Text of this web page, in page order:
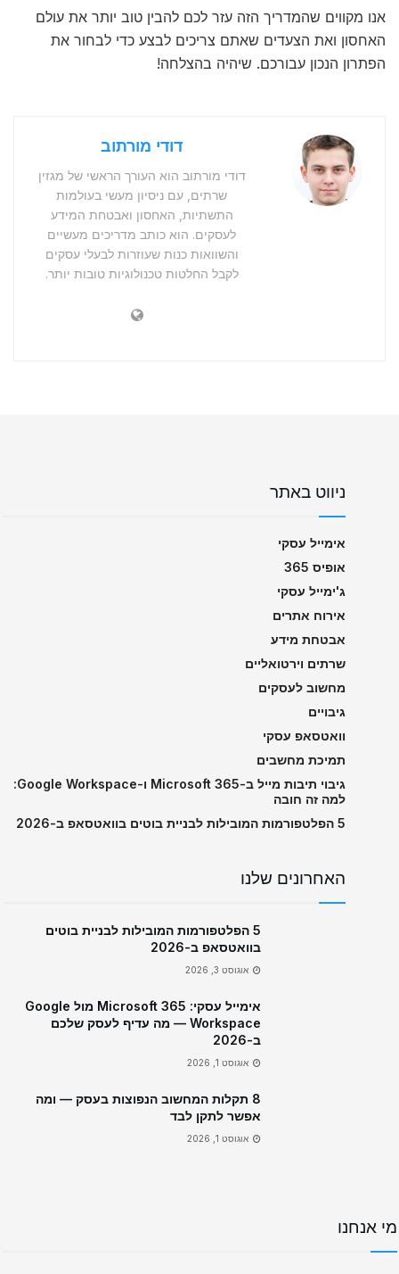
אנו מקווים שהמדריך הזה עזר לכם להבין טוב יותר את עולם
האחסון ואת הצעדים שאתם צריכים לבצע כדי לבחור את
הפתרון הנכון עבורכם. שיהיה בהצלחה!
דודי מורתוב
דודי מורתוב הוא העורך הראשי של מגזין
שרתים, עם ניסיון מעשי בעולמות
התשתיות, האחסון ואבטחת המידע
לעסקים. הוא כותב מדריכים מעשיים
והשוואות כנות שעוזרות לבעלי עסקים
לקבל החלטות טכנולוגיות טובות יותר.
ניווט באתר
אימייל עסקי
אופיס 365
ג'ימייל עסקי
אירוח אתרים
אבטחת מידע
שרתים וירטואליים
מחשוב לעסקים
גיבויים
וואטסאפ עסקי
תמיכת מחשבים
גיבוי תיבות מייל ב-Microsoft 365 ו-Google Workspace:
למה זה חובה
5 הפלטפורמות המובילות לבניית בוטים בוואטסאפ ב-2026
האחרונים שלנו
5 הפלטפורמות המובילות לבניית בוטים
בוואטסאפ ב-2026
אוגוסט 3, 2026
אימייל עסקי: Microsoft 365 מול Google
Workspace — מה עדיף לעסק שלכם
ב-2026
אוגוסט 1, 2026
8 תקלות המחשוב הנפוצות בעסק — ומה
אפשר לתקן לבד
אוגוסט 1, 2026
מי אנחנו